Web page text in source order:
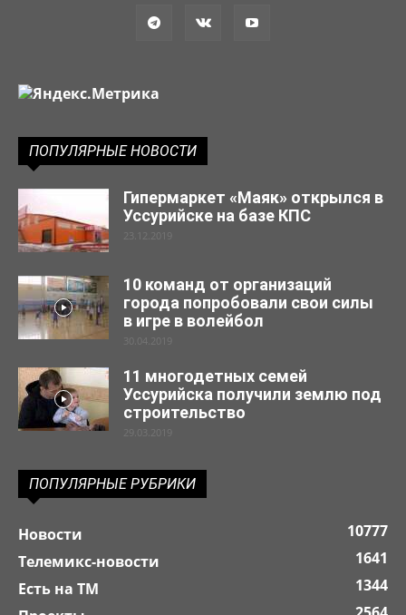
ПОПУЛЯРНЫЕ НОВОСТИ
Гипермаркет «Маяк» открылся в
Уссурийске на базе КПС
23.12.2019
10 команд от организаций
города попробовали свои силы
в игре в волейбол
30.04.2019
11 многодетных семей
Уссурийска получили землю под
строительство
29.03.2019
ПОПУЛЯРНЫЕ РУБРИКИ
Новости
10777
Телемикс-новости
1641
Есть на ТМ
1344